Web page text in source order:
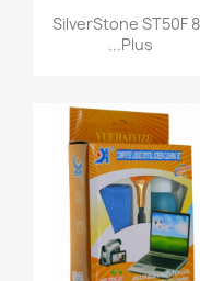
SilverStone ST50F
Plus...